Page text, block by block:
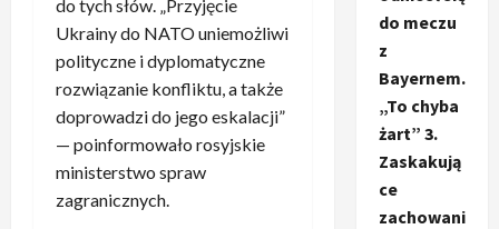
do tych słów. „Przyjęcie
Ukrainy do NATO uniemożliwi
polityczne i dyplomatyczne
rozwiązanie konfliktu, a także
doprowadzi do jego eskalacji”
— poinformowało rosyjskie
ministerstwo spraw
zagranicznych.
do meczu
z
Bayernem.
„To chyba
żart” 3.
Zaskakują
ce
zachowani